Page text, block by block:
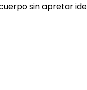
sin apretar